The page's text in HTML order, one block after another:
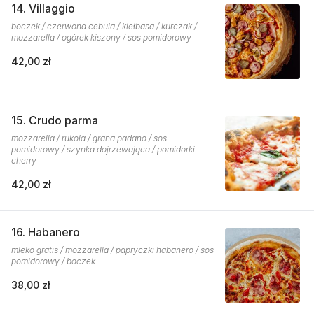
14. Villaggio
boczek / czerwona cebula / kiełbasa / kurczak /
mozzarella / ogórek kiszony / sos pomidorowy
42,00 zł
15. Crudo parma
mozzarella / rukola / grana padano / sos
pomidorowy / szynka dojrzewająca / pomidorki
cherry
42,00 zł
16. Habanero
mleko gratis / mozzarella / papryczki habanero / sos
pomidorowy / boczek
38,00 zł